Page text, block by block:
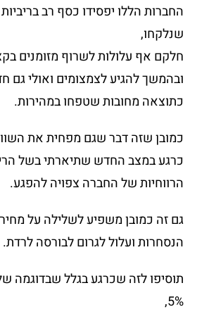
החברות הללו יפסידו כסף רב
שנלקחו,
חלקם אף עלולות לשרוף מזומנים
ובהמשך להגיע לצמצומים ואולי גם
כתוצאה מחובות שטפחו במהירות.
כמובן שזה דבר שגם מפחית את
כרגע במצב החדש שתיארתי בשל
הרווחיות של החברה צפויה להפגע.
גם זה כמובן משפיע לשלילה על
הנסחרות ועלול לגרום לבורסה לרדת.
תוסיפו לזה שכרגע בגלל שבדוגמה
5%,